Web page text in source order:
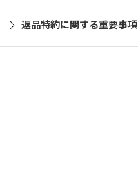
返品特約に関する重要事項